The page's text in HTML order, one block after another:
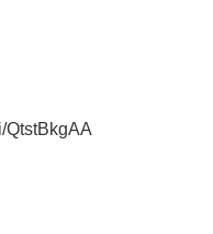
QtstBkgAA